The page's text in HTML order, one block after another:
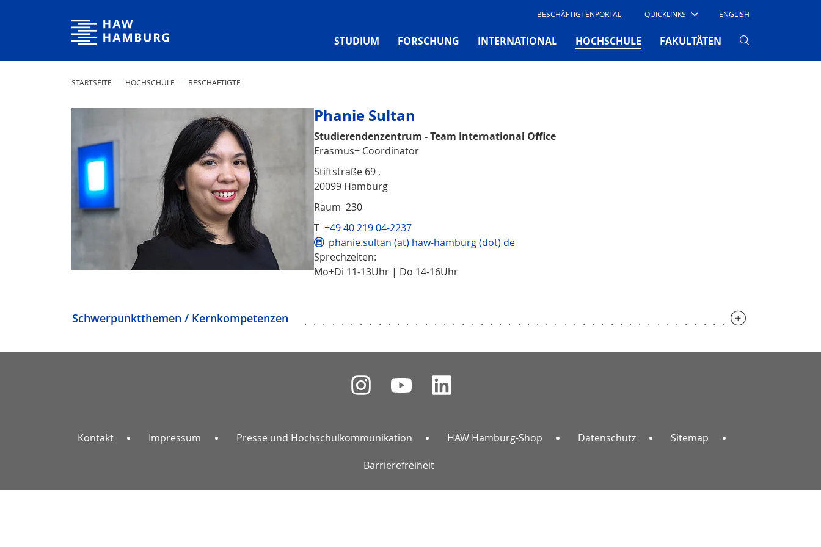
Hochschule für Angewandte Wissenschaften Hamburg BESCHÄFTIGTENPORTAL QUICKLINKS ENGLISH
STUDIUM FORSCHUNG INTERNATIONAL HOCHSCHULE (CURRENT)
FAKULTÄTEN
STARTSEITE HOCHSCHULE BESCHÄFTIGTE
Phanie Sultan
Studierendenzentrum - Team International Office
Erasmus+ Coordinator
Stiftstraße 69 ,
20099 Hamburg
Raum 230
T +49 40 219 04-2237
phanie.sultan (at) haw-hamburg (dot) de
Sprechzeiten:
Mo+Di 11-13Uhr | Do 14-16Uhr
Schwerpunktthemen / Kernkompetenzen
Kontakt Impressum Presse und Hochschulkommunikation HAW Hamburg-Shop Datenschutz Sitemap
Barrierefreiheit